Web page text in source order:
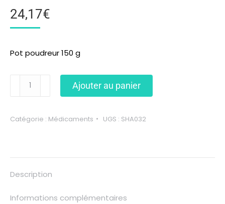
24,17€
Pot poudreur 150 g
Ajouter au panier
Catégorie : Médicaments UGS : SHA032
Description
Informations complémentaires